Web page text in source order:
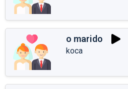
o marido
koca